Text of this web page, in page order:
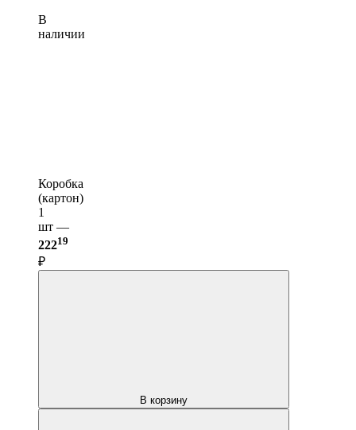
В
наличии
Коробка
(картон)
1
шт —
22219
₽
В корзину